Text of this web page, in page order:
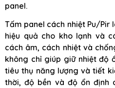
panel.
Tấm panel cách nhiệt Pu/Pir
hiệu quả cho kho lạnh và
cách âm, cách nhiệt và
không chỉ giúp giữ nhiệt độ
tiêu thụ năng lượng và tiết
thời, độ bền và độ ổn định